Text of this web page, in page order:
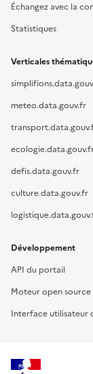
Échangez avec la
Statistiques
Verticales
meteo.data.gouv.fr
defis.data.gouv.fr
culture.data.gouv.fr
Développement
API du portail
Moteur open source
Interface utilisateur